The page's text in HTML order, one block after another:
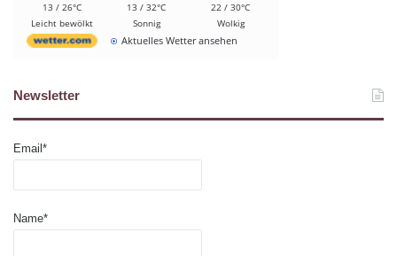
13 / 26°C
Leicht bewölkt
13 / 32°C
Sonnig
22 / 30°C
Wolkig
Aktuelles Wetter ansehen
Newsletter
Email*
Name*